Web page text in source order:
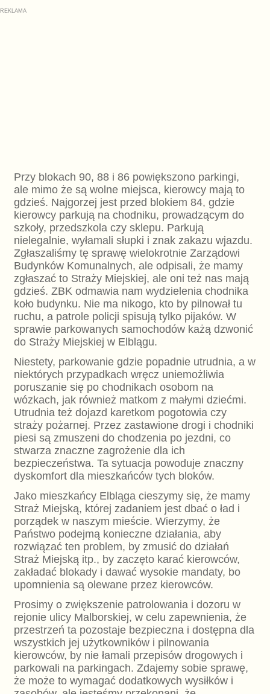
Przy blokach 90, 88 i 86 powiększono parkingi,
ale mimo że są wolne miejsca, kierowcy mają to
gdzieś. Najgorzej jest przed blokiem 84, gdzie
kierowcy parkują na chodniku, prowadzącym do
szkoły, przedszkola czy sklepu. Parkują
nielegalnie, wyłamali słupki i znak zakazu wjazdu.
Zgłaszaliśmy tę sprawę wielokrotnie Zarządowi
Budynków Komunalnych, ale odpisali, że mamy
zgłaszać to Straży Miejskiej, ale oni też nas mają
gdzieś. ZBK odmawia nam wydzielenia chodnika
koło budynku. Nie ma nikogo, kto by pilnował tu
ruchu, a patrole policji spisują tylko pijaków. W
sprawie parkowanych samochodów każą dzwonić
do Straży Miejskiej w Elblągu.
Niestety, parkowanie gdzie popadnie utrudnia, a w
niektórych przypadkach wręcz uniemożliwia
poruszanie się po chodnikach osobom na
wózkach, jak również matkom z małymi dziećmi.
Utrudnia też dojazd karetkom pogotowia czy
straży pożarnej. Przez zastawione drogi i chodniki
piesi są zmuszeni do chodzenia po jezdni, co
stwarza znaczne zagrożenie dla ich
bezpieczeństwa. Ta sytuacja powoduje znaczny
dyskomfort dla mieszkańców tych bloków.
Jako mieszkańcy Elbląga cieszymy się, że mamy
Straż Miejską, której zadaniem jest dbać o ład i
porządek w naszym mieście. Wierzymy, że
Państwo podejmą konieczne działania, aby
rozwiązać ten problem, by zmusić do działań
Straż Miejską itp., by zaczęto karać kierowców,
zakładać blokady i dawać wysokie mandaty, bo
upomnienia są olewane przez kierowców.
Prosimy o zwiększenie patrolowania i dozoru w
rejonie ulicy Malborskiej, w celu zapewnienia, że
przestrzeń ta pozostaje bezpieczna i dostępna dla
wszystkich jej użytkowników i pilnowania
kierowców, by nie łamali przepisów drogowych i
parkowali na parkingach. Zdajemy sobie sprawę,
że może to wymagać dodatkowych wysiłków i